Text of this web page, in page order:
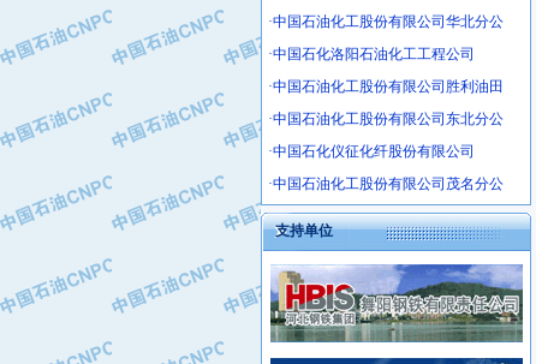
·南石力天传动件有限公司
·浙江瑞普环境技术有限公司
·华北石油新大禹环保设备有限公司
·河北翼凌机械制造总厂
·萍乡市庞泰化工填料有限公司
·实华(天津)国际贸易有限公司
·上海宝钢商贸有限公司
·辽河石油勘探局总机械厂
·正泰集团
·华北油田科达开发有限公司
·上海高桥电缆（集团）有限公司
·中国石油化工股份有限公司华北分公
·中国石化洛阳石油化工工程公司
·中国石油化工股份有限公司胜利油田
·中国石油化工股份有限公司东北分公
·中国石化仪征化纤股份有限公司
·中国石油化工股份有限公司茂名分公
支持单位